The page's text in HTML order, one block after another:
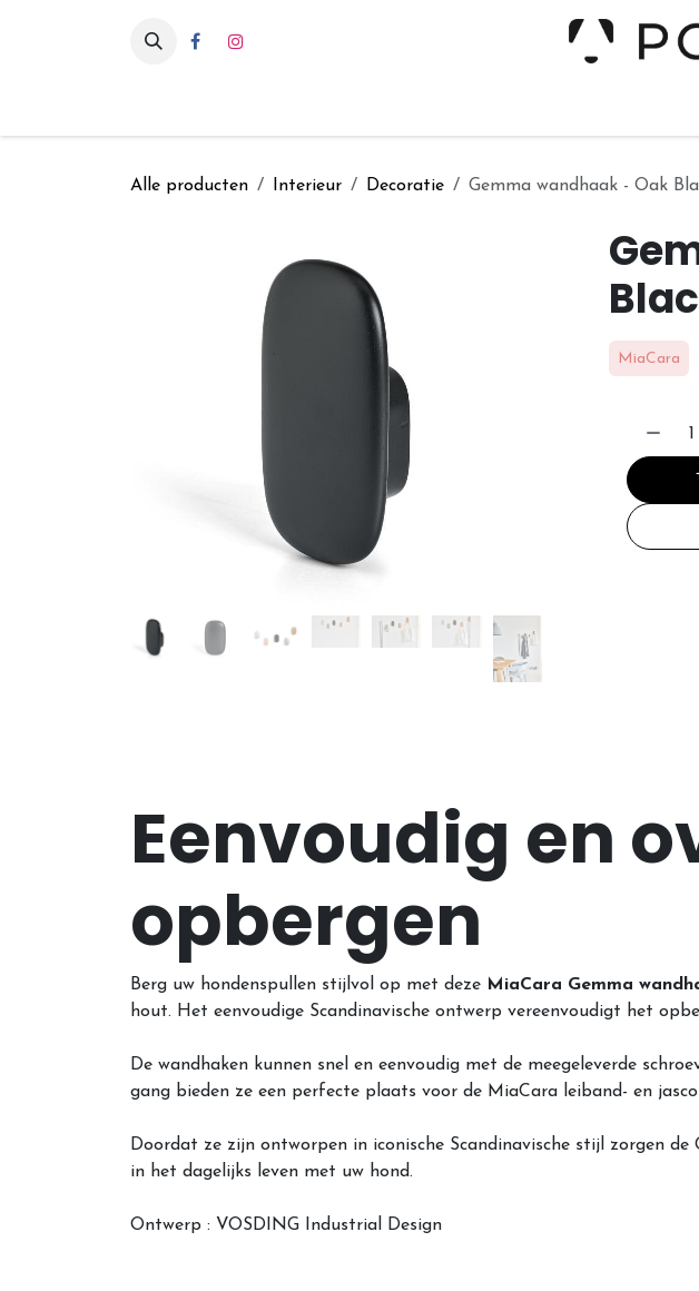
Alle producten Interieur Decoratie Gemma wandhaak - Oak
MiaCara
Eenvoudig en
opbergen
Berg uw hondenspullen stijlvol op met deze MiaCara Gemma
hout. Het eenvoudige Scandinavische ontwerp vereenvoudigt het
De wandhaken kunnen snel en eenvoudig met de meegeleverde
gang bieden ze een perfecte plaats voor de MiaCara leiband- en
Doordat ze zijn ontworpen in iconische Scandinavische stijl zorgen
in het dagelijks leven met uw hond.
Ontwerp : VOSDING Industrial Design